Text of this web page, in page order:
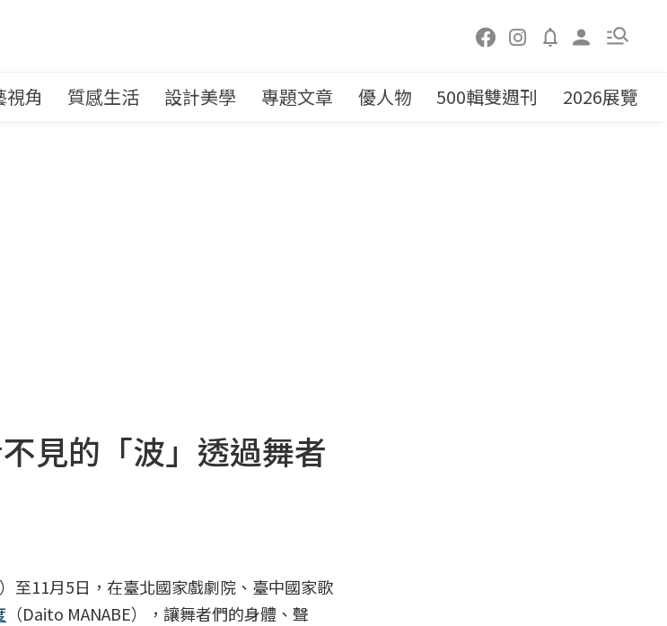
視角 質感生活 設計美學 專題文章 優人物 500輯雙週刊 2026展覽
見的「波」透過舞者
至11月5日，在臺北國家戲劇院、臺中國家歌
（Daito MANABE），讓舞者們的身體、聲